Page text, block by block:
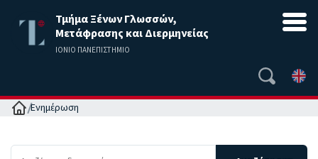
Τμήμα Ξένων Γλωσσών,
Μετάφρασης και Διερμηνείας
ΙΟΝΙΟ ΠΑΝΕΠΙΣΤΗΜΙΟ
Αρχική
Ενημέρωση